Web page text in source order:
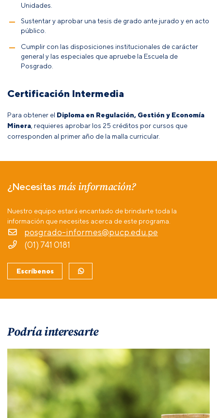
Unidades.
Sustentar y aprobar una tesis de grado ante jurado y en acto
público.
Cumplir con las disposiciones institucionales de carácter
general y las especiales que apruebe la Escuela de
Posgrado.
Certificación Intermedia
Para obtener el Diploma en Regulación, Gestión y Economía
Minera , requieres aprobar los 25 créditos por cursos que
corresponden al primer año de la malla curricular.
¿Necesitas más información?
Nuestro equipo estará encantado de brindarte toda la
información que necesites acerca de este programa.
posgrado-informes@pucp.edu.pe
(01) 741 0181
Escríbenos
Podría interesarte